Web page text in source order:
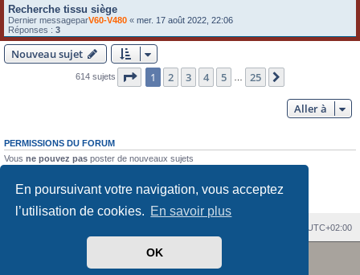
En poursuivant votre navigation, vous acceptez
l’utilisation de cookies. En savoir plus
OK
Recherche tissu siège
Dernier messageparV60-V480 « mer. 17 août 2022, 22:06
Réponses : 3
Nouveau sujet
614 sujets Page 1sur25
1 2 3 4 5 25
Aller à
PERMISSIONS DU FORUM
Vous ne pouvez pas poster de nouveaux sujets
Vousne pouvez passupprimer vos messages
UTC+02:00
Revolution style by
phpBB® Forum Software © phpBB Limited
Traduit parphpBB-fr.com